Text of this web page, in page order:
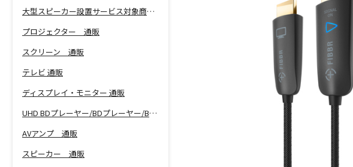
大型スピーカー設置サービス対象商品！
プロジェクター 通販
スクリーン 通販
テレビ 通販
ディスプレイ・モニター 通販
UHD BDプレーヤー/BDプレーヤー/BDレコーダー 通販
AVアンプ 通販
スピーカー 通販